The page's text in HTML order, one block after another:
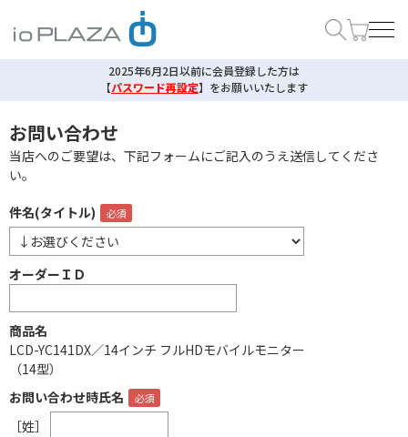
2025年6月2日以前に会員登録した方は
【パスワード再設定】 をお願いいたします
お問い合わせ
当店へのご要望は、下記フォームにご記入のうえ送信してくださ
い。
件名(タイトル)
オーダーＩＤ
商品名
LCD-YC141DX／14インチ フルHDモバイルモニター
（14型）
お問い合わせ時氏名
［姓］